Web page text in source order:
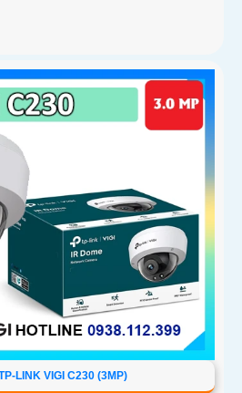
LINK VIGI C230 (3MP)